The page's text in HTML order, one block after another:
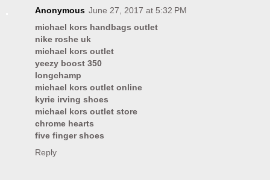
Anonymous June 27, 2017 at 5:32 PM
michael kors handbags outlet
nike roshe uk
michael kors outlet
yeezy boost 350
longchamp
michael kors outlet online
kyrie irving shoes
michael kors outlet store
chrome hearts
five finger shoes
Reply